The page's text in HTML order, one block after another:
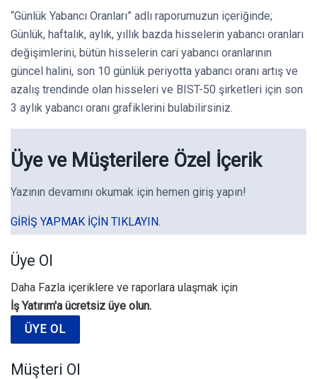
“Günlük Yabancı Oranları” adlı raporumuzun içeriğinde;
Günlük, haftalık, aylık, yıllık bazda hisselerin yabancı oranları
değişimlerini, bütün hisselerin cari yabancı oranlarının
güncel halini, son 10 günlük periyotta yabancı oranı artış ve
azalış trendinde olan hisseleri ve BIST-50 şirketleri için son
3 aylık yabancı oranı grafiklerini bulabilirsiniz.
Üye ve Müşterilere Özel İçerik
Yazının devamını okumak için hemen giriş yapın!
GIRIŞ YAPMAK IÇIN TIKLAYIN.
Üye Ol
Daha Fazla içeriklere ve raporlara ulaşmak için
İş Yatırım'a ücretsiz üye olun.
ÜYE OL
Müşteri Ol